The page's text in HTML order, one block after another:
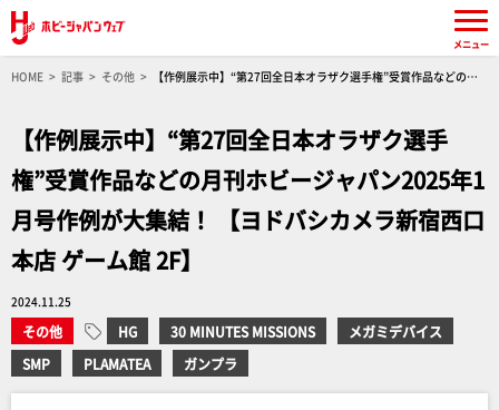
HOME 記事 その他
【作例展示中】“第27回全日本オラザク選手権”受賞作品などの月
【作例展示中】“第27回全日本オラザク選手
権”受賞作品などの月刊ホビージャパン2025年1
月号作例が大集結！ 【ヨドバシカメラ新宿西口
本店 ゲーム館 2F】
2024.11.25
その他 HG 30 MINUTES MISSIONS
メガミデバイス
SMP
PLAMATEA ガンプラ
メニュー